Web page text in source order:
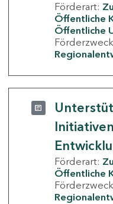
Förderart:
Öffentliche
Öffentliche
Förderart:
Öffentliche